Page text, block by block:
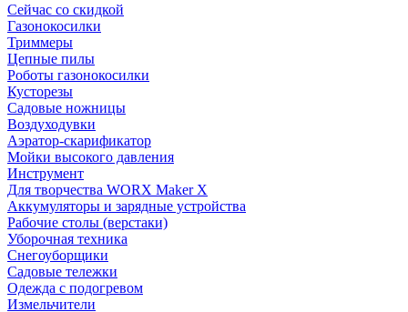
Сейчас со скидкой
Газонокосилки
Триммеры
Цепные пилы
Роботы газонокосилки
Кусторезы
Садовые ножницы
Воздуходувки
Аэратор-скарификатор
Мойки высокого давления
Инструмент
Для творчества WORX Maker X
Аккумуляторы и зарядные устройства
Рабочие столы (верстаки)
Уборочная техника
Снегоуборщики
Садовые тележки
Одежда с подогревом
Измельчители